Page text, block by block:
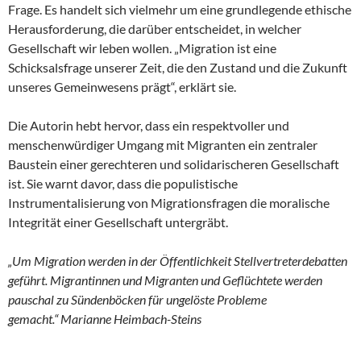
Frage. Es handelt sich vielmehr um eine grundlegende ethische
Herausforderung, die darüber entscheidet, in welcher
Gesellschaft wir leben wollen. „Migration ist eine
Schicksalsfrage unserer Zeit, die den Zustand und die Zukunft
unseres Gemeinwesens prägt“, erklärt sie.
Die Autorin hebt hervor, dass ein respektvoller und
menschenwürdiger Umgang mit Migranten ein zentraler
Baustein einer gerechteren und solidarischeren Gesellschaft
ist. Sie warnt davor, dass die populistische
Instrumentalisierung von Migrationsfragen die moralische
Integrität einer Gesellschaft untergräbt.
„Um Migration werden in der Öffentlichkeit Stellvertreterdebatten
geführt. Migrantinnen und Migranten und Geflüchtete werden
pauschal zu Sündenböcken für ungelöste Probleme
gemacht.“Marianne Heimbach-Steins